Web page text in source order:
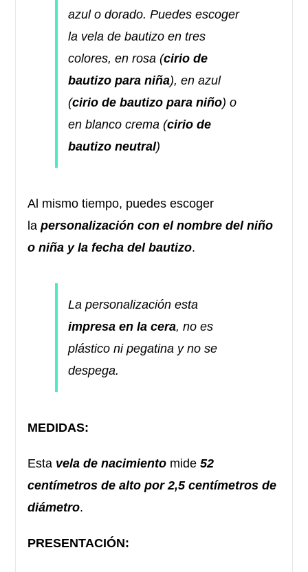
azul o dorado. Puedes escoger
la vela de bautizo en tres
colores, en rosa (cirio de
bautizo para niña), en azul
(cirio de bautizo para niño) o
en blanco crema (cirio de
bautizo neutral)
Al mismo tiempo, puedes escoger
la personalización con el nombre del niño
o niña y la fecha del bautizo.
La personalización esta
impresa en la cera, no es
plástico ni pegatina y no se
despega.
MEDIDAS:
Esta vela de nacimientomide 52
centímetros de alto por 2,5 centímetros de
diámetro.
PRESENTACIÓN: